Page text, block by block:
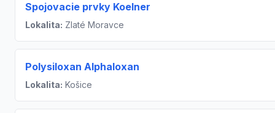
Spojovacie prvky Koelner
Lokalita: Zlaté Moravce
Polysiloxan Alphaloxan
Lokalita: Košice